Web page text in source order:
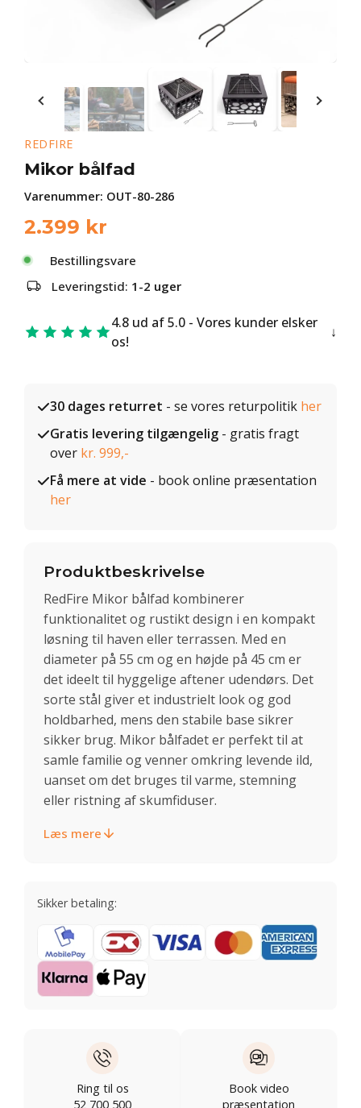
REDFIRE
Mikor bålfad
Varenummer: OUT-80-286
2.399 kr
Bestillingsvare
Leveringstid: 1-2 uger
4.8 ud af 5.0 - Vores kunder elsker
os!
30 dages returret - se vores returpolitik her
Gratis levering tilgængelig - gratis fragt
over kr. 999,-
Få mere at vide - book online præsentation
her
Produktbeskrivelse
RedFire Mikor bålfad kombinerer
funktionalitet og rustikt design i en kompakt
løsning til haven eller terrassen. Med en
diameter på 55 cm og en højde på 45 cm er
det ideelt til hyggelige aftener udendørs. Det
sorte stål giver et industrielt look og god
holdbarhed, mens den stabile base sikrer
sikker brug. Mikor bålfadet er perfekt til at
samle familie og venner omkring levende ild,
uanset om det bruges til varme, stemning
eller ristning af skumfiduser.
Læs mere
Sikker betaling:
Ring til os
52 700 500
Book video
præsentation